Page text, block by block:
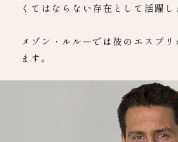
くてはならない存在として活躍し
メゾン・ルルーでは彼のエスプ
ます。